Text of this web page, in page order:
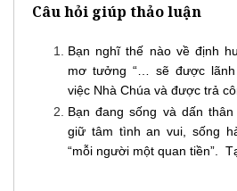
Câu hỏi giúp thảo luận
Bạn nghĩ thế nào về định
mơ tưởng “… sẽ được
việc Nhà Chúa và được trả
Bạn đang sống và dấn
giữ tâm tình an vui, sống
“mỗi người một quan tiền”.